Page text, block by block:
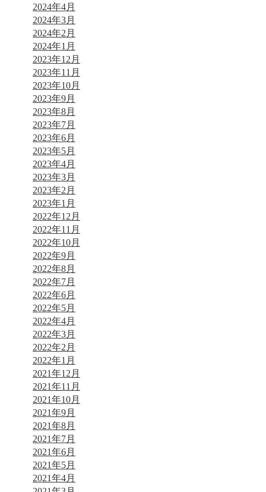
2024年4月
2024年3月
2024年2月
2024年1月
2023年12月
2023年11月
2023年10月
2023年9月
2023年8月
2023年7月
2023年6月
2023年5月
2023年4月
2023年3月
2023年2月
2023年1月
2022年12月
2022年11月
2022年10月
2022年9月
2022年8月
2022年7月
2022年6月
2022年5月
2022年4月
2022年3月
2022年2月
2022年1月
2021年12月
2021年11月
2021年10月
2021年9月
2021年8月
2021年7月
2021年6月
2021年5月
2021年4月